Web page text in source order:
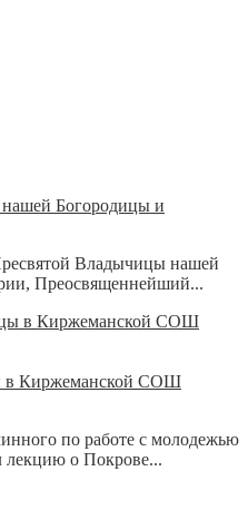
Богородицы и
Владычицы нашей
Преосвященнейший...
в Киржеманской СОШ
по работе с молодежью
лекцию о Покрове...